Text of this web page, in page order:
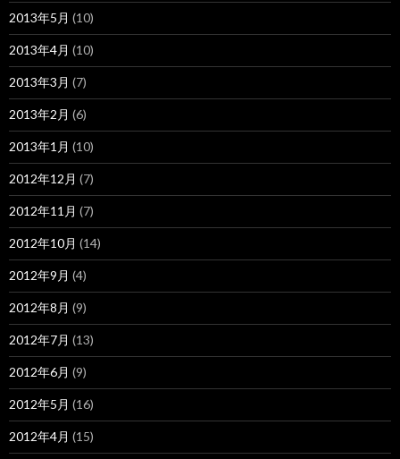
2013年5月 (10)
2013年4月 (10)
2013年3月 (7)
2013年2月 (6)
2013年1月 (10)
2012年12月 (7)
2012年11月 (7)
2012年10月 (14)
2012年9月 (4)
2012年8月 (9)
2012年7月 (13)
2012年6月 (9)
2012年5月 (16)
2012年4月 (15)